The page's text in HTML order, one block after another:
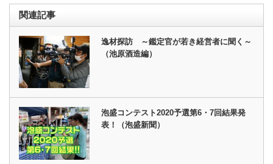
関連記事
逸材探訪 ～鑑定官が若き経営者に聞く～
（池原酒造編）
泡盛コンテスト2020予選第6・7回結果発
表！（泡盛新聞）